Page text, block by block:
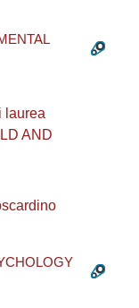
laurea
AND